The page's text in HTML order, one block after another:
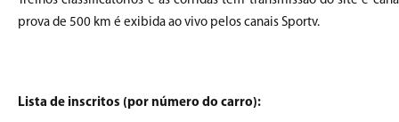
prova de 500 km é exibida ao vivo pelos canais Sportv.
Lista de inscritos (por número do carro):